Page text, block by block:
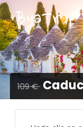
109 €